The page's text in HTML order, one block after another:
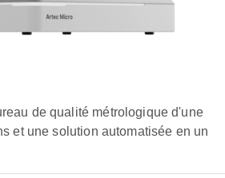
de qualité métrologique d'une
et une solution automatisée en un